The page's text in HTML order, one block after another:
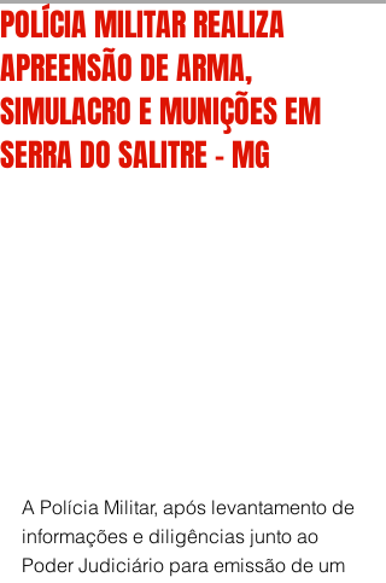
POLÍCIA MILITAR REALIZA
APREENSÃO DE ARMA,
SIMULACRO E MUNIÇÕES EM
SERRA DO SALITRE – MG
A Polícia Militar, após levantamento de
informações e diligências junto ao
Poder Judiciário para emissão de um